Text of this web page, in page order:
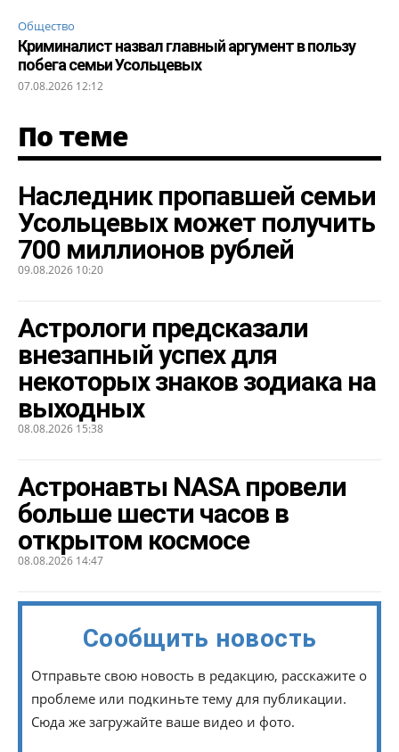
Общество
Криминалист назвал главный аргумент в пользу
побега семьи Усольцевых
07.08.2026 12:12
По теме
Наследник пропавшей семьи
Усольцевых может получить
700 миллионов рублей
09.08.2026 10:20
Астрологи предсказали
внезапный успех для
некоторых знаков зодиака на
выходных
08.08.2026 15:38
Астронавты NASA провели
больше шести часов в
открытом космосе
08.08.2026 14:47
Сообщить новость
Отправьте свою новость в редакцию, расскажите о
проблеме или подкиньте тему для публикации.
Сюда же загружайте ваше видео и фото.